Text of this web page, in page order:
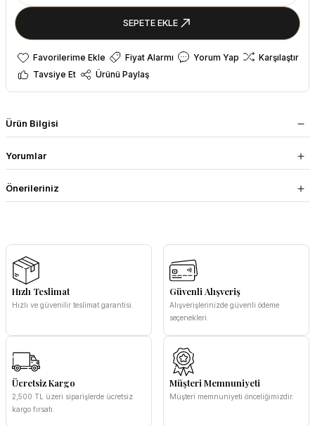
SEPETE EKLE
Fiyat Alarmı Yorum Yap
Karşılaştır
Tavsiye Et
Ürünü Paylaş
Ürün Bilgisi
Yorumlar
Önerileriniz
Hızlı Teslimat
Hızlı ve güvenilir teslimat garantisi.
Güvenli Alışveriş
Alışverişlerinizde güvenli ödeme
seçenekleri.
Ücretsiz Kargo
2,500 TL üzeri siparişlerde ücretsiz
kargo fırsatı.
Müşteri Memnuniyeti
Müşteri memnuniyeti önceliğimizdir.